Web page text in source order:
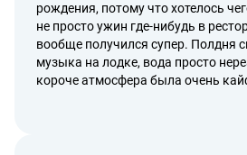
рождения, потому что хотелось
не просто ужин где-нибудь в
вообще получился супер. Полдня
музыка на лодке, вода просто
короче атмосфера была очень
всего конечно запомнились